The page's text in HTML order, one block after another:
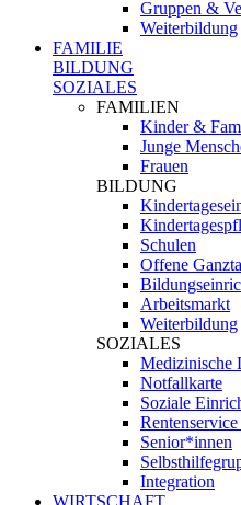
Gruppen &
Weiterbildung
FAMILIE
BILDUNG
SOZIALES
FAMILIEN
Kinder &
Junge
Frauen
BILDUNG
Schulen
Offene
Arbeitsmarkt
Weiterbildung
SOZIALES
Medizinische
Notfallkarte
Soziale
Senior*innen
Integration